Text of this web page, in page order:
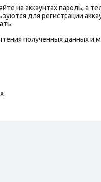
на аккаунтах пароль, а
для регистрации
полученных данных и